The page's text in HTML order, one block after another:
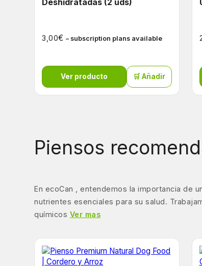
Deshidratadas (2 uds)
3,00€ – subscription plans available
Ver producto 🛒 Añadir
Piensos
En ecoCan , entendemos la importancia de
nutrientes esenciales para su salud.
químicos Ver mas